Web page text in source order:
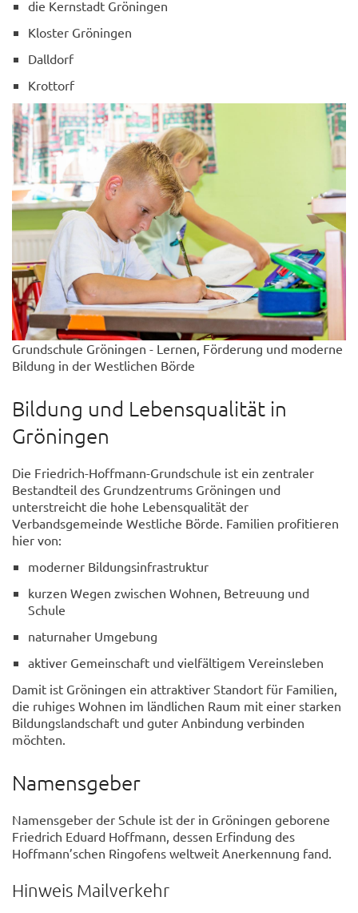
die Kernstadt Gröningen
Kloster Gröningen
Dalldorf
Krottorf
Grundschule Gröningen - Lernen, Förderung und moderne
Bildung in der Westlichen Börde
Bildung und Lebensqualität in
Gröningen
Die Friedrich-Hoffmann-Grundschule ist ein zentraler
Bestandteil des Grundzentrums Gröningen und
unterstreicht die hohe Lebensqualität der
Verbandsgemeinde Westliche Börde. Familien profitieren
hier von:
moderner Bildungsinfrastruktur
kurzen Wegen zwischen Wohnen, Betreuung und
Schule
naturnaher Umgebung
aktiver Gemeinschaft und vielfältigem Vereinsleben
Damit ist Gröningen ein attraktiver Standort für Familien,
die ruhiges Wohnen im ländlichen Raum mit einer starken
Bildungslandschaft und guter Anbindung verbinden
möchten.
Namensgeber
Namensgeber der Schule ist der in Gröningen geborene
Friedrich Eduard Hoffmann, dessen Erfindung des
Hoffmann’schen Ringofens weltweit Anerkennung fand.
Hinweis Mailverkehr